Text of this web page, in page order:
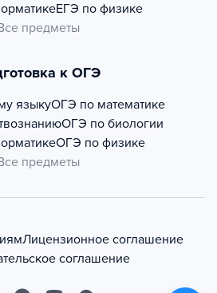
ЕГЭ по физике
предметы
к ОГЭ
языкуОГЭ по математике
ОГЭ по биологии
ОГЭ по физике
предметы
Лицензионное соглашение
соглашение